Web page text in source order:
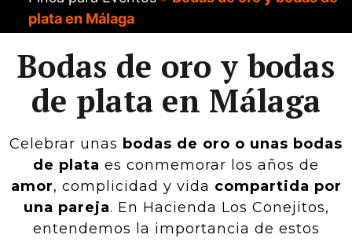
plata en Málaga
Bodas de oro y bodas
de plata en Málaga
Celebrar unas bodas de oro o unas bodas
de plata es conmemorar los años de
amor, complicidad y vida compartida por
una pareja. En Hacienda Los Conejitos,
entendemos la importancia de estos